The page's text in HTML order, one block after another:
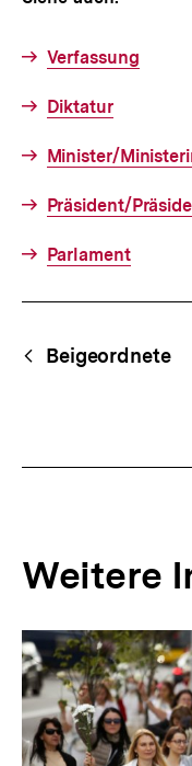
Verfassung
Diktatur
Minister/
Präsident/
Parlament
Content-
Navigation
Beigeordnete
Weitere
Inhaltskarousell
für
weitere
Inhalte
Inhaltskarussell
überspringen